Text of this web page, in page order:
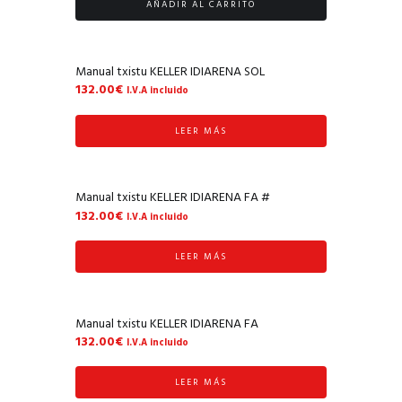
AÑADIR AL CARRITO
Manual txistu KELLER IDIARENA SOL
132.00€ I.V.A incluido
LEER MÁS
Manual txistu KELLER IDIARENA FA #
132.00€ I.V.A incluido
LEER MÁS
Manual txistu KELLER IDIARENA FA
132.00€ I.V.A incluido
LEER MÁS